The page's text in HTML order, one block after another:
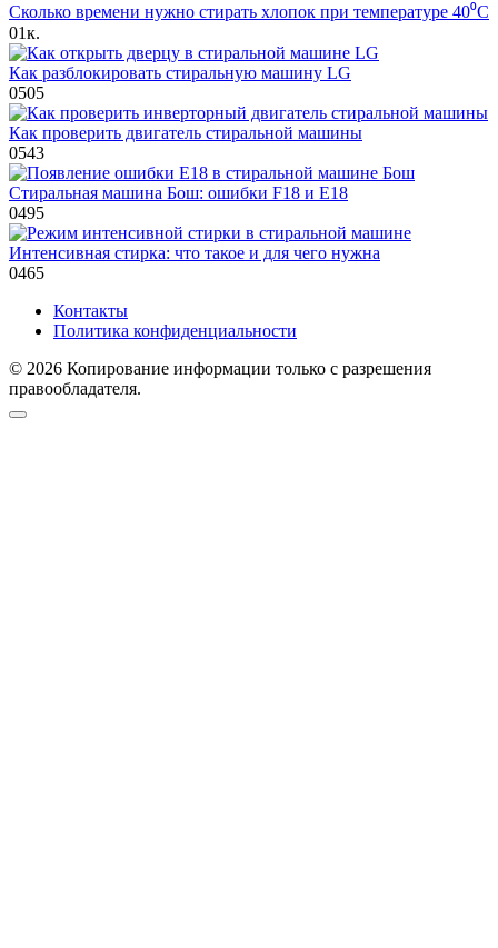
Сколько времени нужно стирать хлопок при температуре 40⁰C
01к.
Как разблокировать стиральную машину LG
0505
Как проверить двигатель стиральной машины
0543
Стиральная машина Бош: ошибки F18 и E18
0495
Интенсивная стирка: что такое и для чего нужна
0465
Контакты
Политика конфиденциальности
© 2026 Копирование информации только с разрешения
правообладателя.